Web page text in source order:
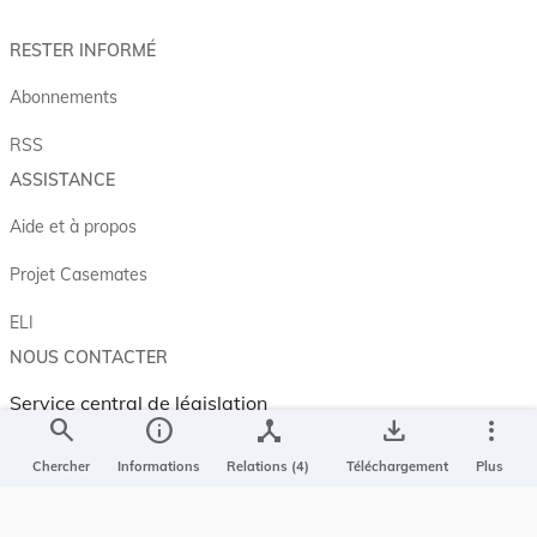
search
Chercher
info
Informations
device_hub
Relations (4)
save_alt
Téléchargement
more_vert
Plus
RESTER INFORMÉ
Abonnements
RSS
ASSISTANCE
Aide et à propos
Projet Casemates
ELI
NOUS CONTACTER
Service central de législation
5, rue Plaetis
L-2338 LUXEMBOURG